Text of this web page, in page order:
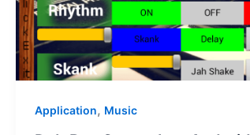
Application, Music